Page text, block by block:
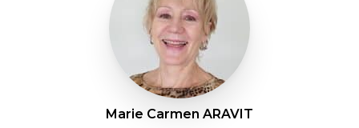
Marie Carmen ARAVIT